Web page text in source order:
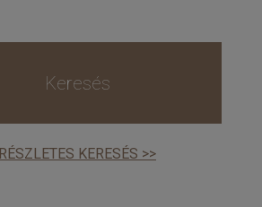
Keresés
RÉSZLETES KERESÉS >>